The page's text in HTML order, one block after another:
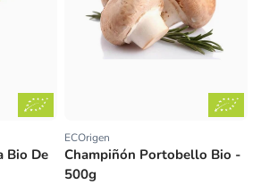
Bio De
Proveedor:
ECOrigen
Champiñón Portobello Bio -
500g